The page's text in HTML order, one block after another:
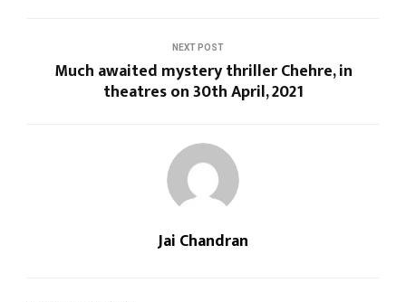
NEXT POST
Much awaited mystery thriller Chehre, in
theatres on 30th April, 2021
Jai Chandran